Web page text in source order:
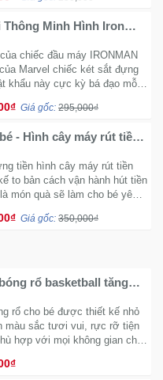
Thông Minh Hình Iron
- Hộp đựng tiền tự
chiếc đầu máy IRONMAN
Marvel chiếc két sắt đựng
khẩu này cực kỳ bá đạo mỗi
việc.Giá gốc: 295,000₫
- Hình cây máy rút tiền
tiền hình cây máy rút tiền
to bản cách vận hành hút tiền
món quà sẽ làm cho bé yêu
Giá gốc: 350,000₫
rổ basketball tăng
bé
rổ cho bé được thiết kế nhỏ
màu sắc tươi vui, rực rỡ tiện
hợp với mọi không gian cho